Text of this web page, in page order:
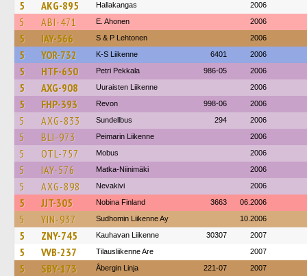
5 AKG-895 Hallakangas 2006
5 ABI-471 E. Ahonen 2006
5 IAY-566 S & P Lehtonen 2006
5 YOR-732 K-S Liikenne 6401 2006
5 HTF-650 Petri Pekkala 986-05 2006
5 AXG-908 Uuraisten Liikenne 2006
5 FHP-393 Revon 998-06 2006
5 AXG-833 Sundellbus 294 2006
5 BLI-973 Peimarin Liikenne 2006
5 OTL-757 Mobus 2006
5 IAY-576 Matka-Niinimäki 2006
5 AXG-898 Nevakivi 2006
5 JJT-305 Nobina Finland 3663 06.2006
5 YIN-937 Sudhomin Liikenne Ay 10.2006
5 ZNY-745 Kauhavan Liikenne 30307 2007
5 VVB-237 Tilausliikenne Are 2007
5 SBY-173 Åbergin Linja 221-07 2007